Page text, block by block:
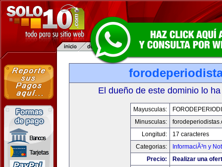
El dueño de este dominio lo
Mayusculas:
Minusculas:
Longitud:
17 caracteres
Categorias:
InformaciÃ³n y
Precio:
Realizar una